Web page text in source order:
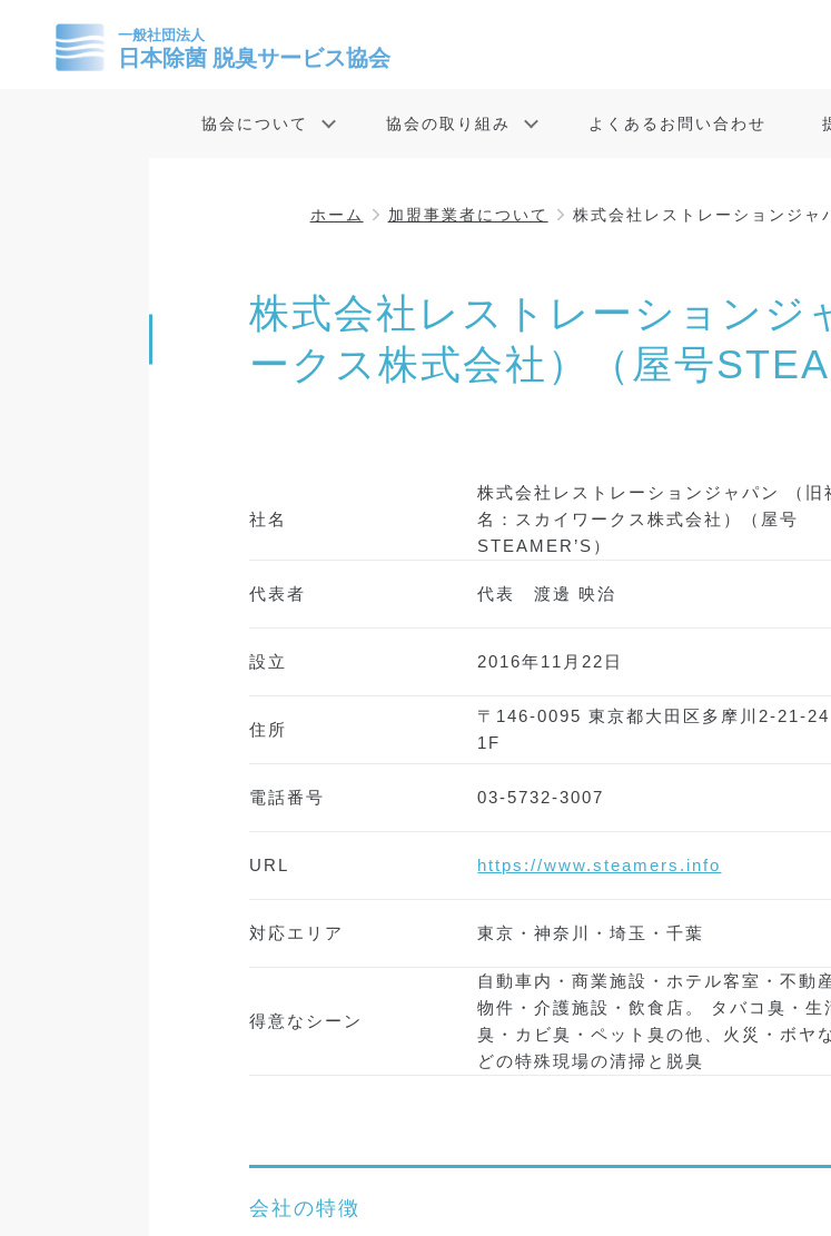
協会について 協会の取り組み よくあるお問い合わせ
ホーム 加盟事業者について 株式会社レストレーションジャ
株式会社レストレーションジ
ークス株式会社）（屋号
社名
株式会社レストレーションジャパン （旧
名：スカイワークス株式会社）（屋号
STEAMER’S）
代表者 代表 渡邊 映治
設立 2016年11月22日
住所
〒146-0095 東京都大田区多摩川2-21-
1F
電話番号 03-5732-3007
URL https://www.steamers.info
対応エリア 東京・神奈川・埼玉・千葉
得意なシーン
自動車内・商業施設・ホテル客室・不動
物件・介護施設・飲食店。 タバコ臭・生
臭・カビ臭・ペット臭の他、火災・ボヤ
どの特殊現場の清掃と脱臭
会社の特徴